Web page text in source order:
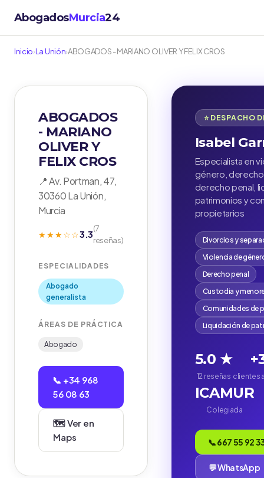
AbogadosMurcia24
Inicio›La Unión›ABOGADOS - MARIANO OLIVER Y FELIX CROS
ABOGADOS
- MARIANO
OLIVER Y
FELIX CROS
📍 Av. Portman, 47,
30360 La Unión,
Murcia
★★★☆☆3.3(7
reseñas)
ESPECIALIDADES
Abogado
generalista
ÁREAS DE PRÁCTICA
Abogado
📞 +34 968
56 08 63
🗺️ Ver en
Maps
⭐ DESPACHO
Isabel
Especialista en
género,
derecho penal,
patrimonios y
propietarios
Divorcios y
Violencia de
Derecho penal
Custodia y
Comunidades de
Liquidación de
5.0 ★
12 reseñas clientes
ICAMUR
Colegiada
📞 667 55 92
💬 WhatsApp